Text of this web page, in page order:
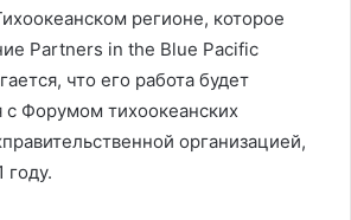
регионе, которое
Partners in the Blue Pacific
что его работа будет
с Форумом тихоокеанских
организацией,
году.